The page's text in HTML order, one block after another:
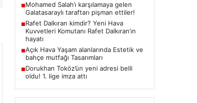
■Mohamed Salah’ı karşılamaya gelen
Galatasaraylı taraftarı pişman ettiler!
■Rafet Dalkıran kimdir? Yeni Hava
Kuvvetleri Komutanı Rafet Dalkıran’ın
hayatı
■Açık Hava Yaşam alanlarında Estetik ve
bahçe mutfağı Tasarımları
■Dorukhan Toköz’ün yeni adresi belli
oldu! 1. lige imza attı